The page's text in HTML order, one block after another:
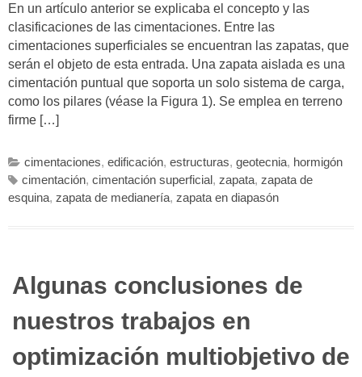
En un artículo anterior se explicaba el concepto y las
clasificaciones de las cimentaciones. Entre las
cimentaciones superficiales se encuentran las zapatas, que
serán el objeto de esta entrada. Una zapata aislada es una
cimentación puntual que soporta un solo sistema de carga,
como los pilares (véase la Figura 1). Se emplea en terreno
firme […]
cimentaciones, edificación, estructuras, geotecnia, hormigón
cimentación, cimentación superficial, zapata, zapata de
esquina, zapata de medianería, zapata en diapasón
Algunas conclusiones de
nuestros trabajos en
optimización multiobjetivo de